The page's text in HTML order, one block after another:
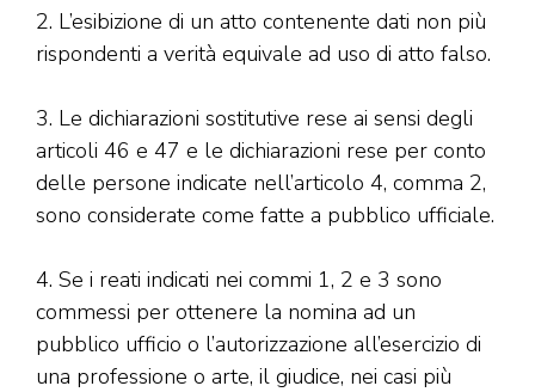
2. L’esibizione di un atto contenente dati non più
rispondenti a verità equivale ad uso di atto falso.
3. Le dichiarazioni sostitutive rese ai sensi degli
articoli 46 e 47 e le dichiarazioni rese per conto
delle persone indicate nell’articolo 4, comma 2,
sono considerate come fatte a pubblico ufficiale.
4. Se i reati indicati nei commi 1, 2 e 3 sono
commessi per ottenere la nomina ad un
pubblico ufficio o l’autorizzazione all’esercizio di
una professione o arte, il giudice, nei casi più